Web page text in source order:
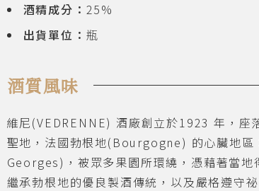
酒精成分： 25%
出貨單位： 瓶
酒質風味
維尼(VEDRENNE) 酒廠創立於1923 年，座
聖地，法國勃根地(Bourgogne) 的心臟地
Georges)，被眾多果園所環繞，憑藉著當地
繼承勃根地的優良製酒傳統，以及嚴格遵守